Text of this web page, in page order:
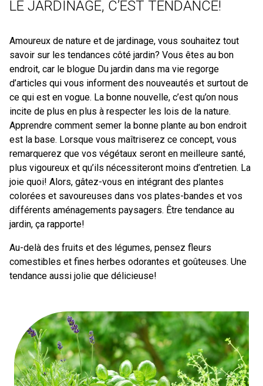
LE JARDINAGE, C’EST TENDANCE!
Amoureux de nature et de jardinage, vous souhaitez tout
savoir sur les tendances côté jardin? Vous êtes au bon
endroit, car le blogue Du jardin dans ma vie regorge
d’articles qui vous informent des nouveautés et surtout de
ce qui est en vogue. La bonne nouvelle, c’est qu’on nous
incite de plus en plus à respecter les lois de la nature.
Apprendre comment semer la bonne plante au bon endroit
est la base. Lorsque vous maîtriserez ce concept, vous
remarquerez que vos végétaux seront en meilleure santé,
plus vigoureux et qu’ils nécessiteront moins d’entretien. La
joie quoi! Alors, gâtez-vous en intégrant des plantes
colorées et savoureuses dans vos plates-bandes et vos
différents aménagements paysagers. Être tendance au
jardin, ça rapporte!
Au-delà des fruits et des légumes, pensez fleurs
comestibles et fines herbes odorantes et goûteuses. Une
tendance aussi jolie que délicieuse!